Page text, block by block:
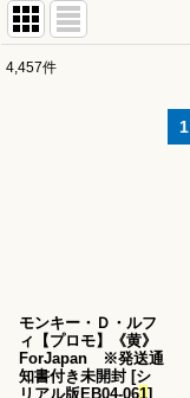
4,457件
1
モンキー・Ｄ・ルフ
ィ【プロモ】《黄》
ForJapan ※発送通
知書付き未開封 [シ
リアル版EB04-061]